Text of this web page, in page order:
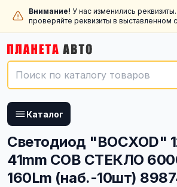
Внимание! У нас изменились
проверяйте реквизиты в выставленном
Каталог
Светодиод "ВОСХОD"
41mm COB СТЕКЛО
160Lm (наб.-10шт)